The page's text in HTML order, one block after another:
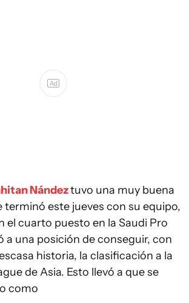
Ad
Nándeztuvo una muy buena
este jueves con su equipo,
el cuarto puesto en la Saudi Pro
a una posición de conseguir, con
historia, la clasificación a la
de Asia. Esto llevó a que se
como